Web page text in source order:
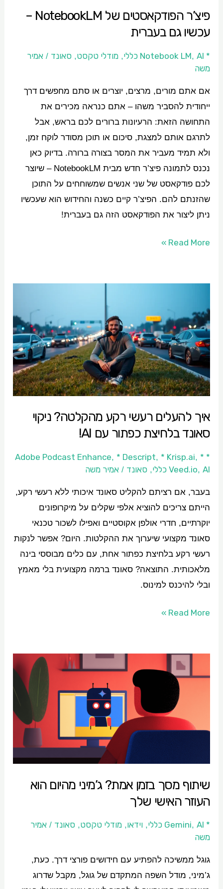
פיצ’ר הפודקאסטים של NotebookLM –
עכשיו גם בעברית
* Notebook LM
, AI כללי ,מודלי טקסט,סאונד /אמיר
משה
אם אתם מורים, מרצים, יוצרים או סתם מחפשים דרך
ייחודית להסביר משהו – אתם כנראה מכירים את
התחושה הזאת: הרעיונות ברורים לכם בראש, אבל
לתרגם אותם למצגת, סיכום או תוכן מסודר לוקח זמן,
ולא תמיד מעביר את המסר בצורה ברורה. בדיוק כאן
נכנס לתמונה פיצ’ר חדש מבית NotebookLM – שיוצר
לכם פודקאסט של שני אנשים שמשוחחים על התוכן
שהזנתם להם. הפיצ’ר קיים כשנה והחידוש הוא שעכשיו
ניתן ליצור את הפודקאסט הזה גם בעברית!
Read More »
איך להעלים רעשי רקע מהקלטה? ניקוי
סאונד בלחיצת כפתור עם AI!
* Adobe Podcast Enhance
, * Descript, * Krisp.ai, *
Veed.io, AI כללי ,סאונד /אמיר משה
בעבר, אם רציתם להקליט סאונד איכותי ללא רעשי רקע,
הייתם צריכים להוציא אלפי שקלים על מיקרופונים
יוקרתיים, חדרי אולפן אקוסטיים ואפילו לשכור טכנאי
סאונד מקצועי שיערוך את ההקלטות. היום? אפשר לנקות
רעשי רקע בלחיצת כפתור אחת, עם כלים מבוססי בינה
מלאכותית. התוצאה? סאונד ברמה מקצועית בלי מאמץ
ובלי להיכנס למינוס.
להעלים
רעשי
רקע
מהקלטה?
ניקוי
סאונד
בלחיצת
כפתור
עם
Read More »
שיתוף מסך בזמן אמת? ג’מיני מהיום הוא
העוזר האישי שלך
* Gemini
, AI כללי ,וידאו,מודלי טקסט,סאונד /אמיר
משה
גוגל ממשיכה להפתיע עם חידושים פורצי דרך. כעת,
ג’מיני, מודל השפה המתקדם של גוגל, מקבל שדרוג
מסך
ג’מיני
האישי
שלך